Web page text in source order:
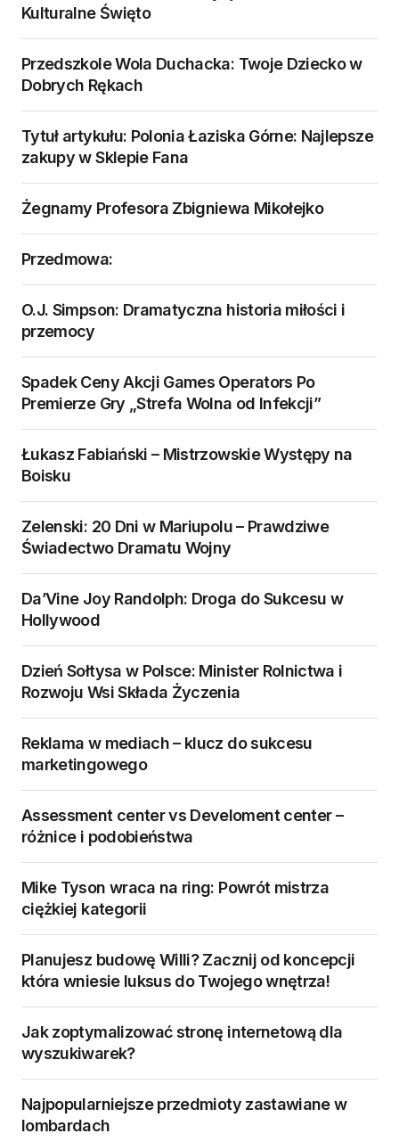
Kulturalne Święto
Przedszkole Wola Duchacka: Twoje Dziecko w
Dobrych Rękach
Tytuł artykułu: Polonia Łaziska Górne: Najlepsze
zakupy w Sklepie Fana
Żegnamy Profesora Zbigniewa Mikołejko
Przedmowa:
O.J. Simpson: Dramatyczna historia miłości i
przemocy
Spadek Ceny Akcji Games Operators Po
Premierze Gry „Strefa Wolna od Infekcji”
Łukasz Fabiański – Mistrzowskie Występy na
Boisku
Zelenski: 20 Dni w Mariupolu – Prawdziwe
Świadectwo Dramatu Wojny
Da’Vine Joy Randolph: Droga do Sukcesu w
Hollywood
Dzień Sołtysa w Polsce: Minister Rolnictwa i
Rozwoju Wsi Składa Życzenia
Reklama w mediach – klucz do sukcesu
marketingowego
Assessment center vs Develoment center –
różnice i podobieństwa
Mike Tyson wraca na ring: Powrót mistrza
ciężkiej kategorii
Planujesz budowę Willi? Zacznij od koncepcji
która wniesie luksus do Twojego wnętrza!
Jak zoptymalizować stronę internetową dla
wyszukiwarek?
Najpopularniejsze przedmioty zastawiane w
lombardach